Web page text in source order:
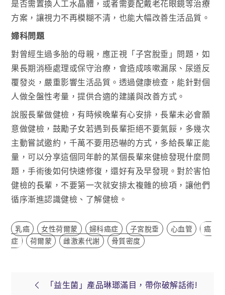
是否需置換人工水晶體，或者需要配戴老花眼鏡等治療
方案，讓視力不再模糊不清，也能大幅改善生活品質。
婦科問題
對曾經生過多胎的母親，應正視「子宮脫垂」問題，如
果長期消極處理或保守治療，會造成咳嗽漏尿、尿道反
覆發炎，嚴重影響生活品質。透過健康檢查，能針對個
人做全盤性考量，提供合適的建議與改善方式。
說服長輩做健檢，有時候晚輩有心安排，長輩未必會願
意做健檢，鼓勵子女若遇到長輩拒絕不要氣餒，多幾次
主動嘗試邀約，千萬不要用恐嚇的方式，多給長輩正能
量，可以分享這個同年齡的某個長輩來健檢發現什麼問
題，手術後如何快速修復，還好有及早發現。對於害怕
健檢的長輩，不要第一次就安排太複雜的檢項，讓他們
循序漸進認識健檢、了解健檢。
乳癌 女性荷爾蒙 婦科癌症 子宮脫垂 心血管
癌
症
荷爾蒙 雌激素代謝 骨質密度
「益生菌」產品琳瑯滿目，帶你破解話術!